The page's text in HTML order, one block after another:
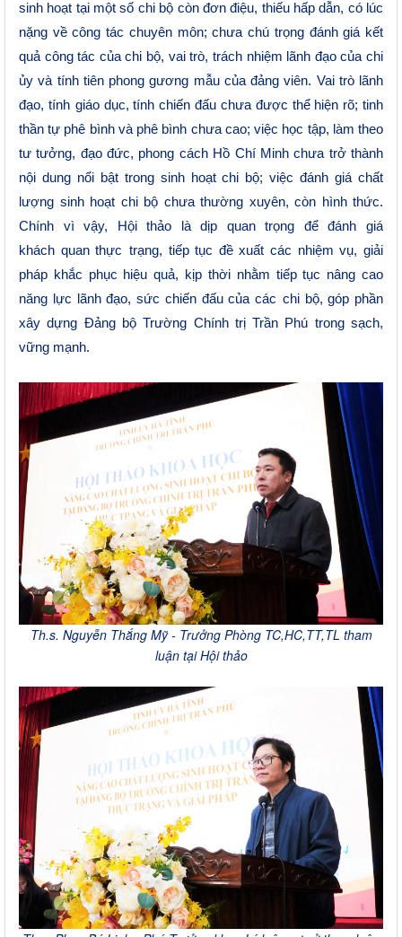
sinh hoạt tại một số chi bộ còn đơn điệu, thiếu hấp dẫn, có lúc
nặng về công tác chuyên môn; chưa chú trọng đánh giá kết
quả công tác của chi bộ, vai trò, trách nhiệm lãnh đạo của chi
ủy và tính tiên phong gương mẫu của đảng viên. Vai trò lãnh
đạo, tính giáo dục, tính chiến đấu chưa được thể hiện rõ; tinh
thần tự phê bình và phê bình chưa cao; việc học tập, làm theo
tư tưởng, đạo đức, phong cách Hồ Chí Minh chưa trở thành
nội dung nổi bật trong sinh hoạt chi bộ; việc đánh giá chất
lượng sinh hoạt chi bộ chưa thường xuyên, còn hình thức.
Chính vì vậy, Hội thảo là dịp quan trọng để đánh giá
khách quanthực trạng, tiếptục đề xuất các nhiệm vụ, giải
pháp khắc phục hiệu quả, kịp thờinhằm tiếp tục nâng cao
năng lực lãnh đạo, sức chiến đấu của các chi bộ, góp phần
xây dựng ĐảngbộTrường Chính trị Trần Phú trong sạch,
vững mạnh.
Th.s. Nguyễn Thắng Mỹ - Trưởng Phòng TC,HC,TT,TL tham
luận tại Hội thảo